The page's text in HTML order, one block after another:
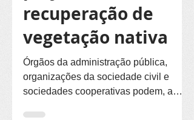
projetos de
recuperação de
vegetação nativa
Órgãos da administração pública,
organizações da sociedade civil e